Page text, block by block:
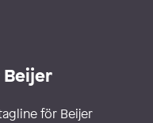
för Beijer